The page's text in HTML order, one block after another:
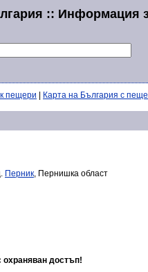
:: Информация
пещери Карта на България с
Перник, Пернишка област
охраняван достъп!